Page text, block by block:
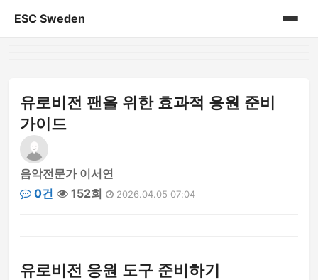
ESC Sweden
유로비전 팬을 위한 효과적 응원 준비
가이드
음악전문가 이서연
0건
152회 2026.04.05 07:04
유로비전 응원 도구 준비하기